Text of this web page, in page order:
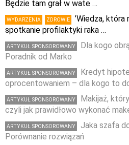
Będzie tam grał w wate …
WYDARZENIA ZDROWIE
’Wiedza, która
spotkanie profilaktyki raka …
ARTYKUŁ SPONSOROWANY
Dla kogo
Poradnik od Marko
ARTYKUŁ SPONSOROWANY
Kredyt
oprocentowaniem – dla kogo to
ARTYKUŁ SPONSOROWANY
Makijaż,
czyli jak prawidłowo wykonać
ARTYKUŁ SPONSOROWANY
Jaka szafa
Porównanie rozwiązań